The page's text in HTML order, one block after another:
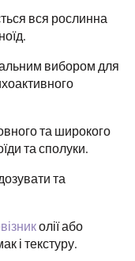
вся рослинна
вибором для
та широкого
та сполуки.
та
олії або
і текстуру.